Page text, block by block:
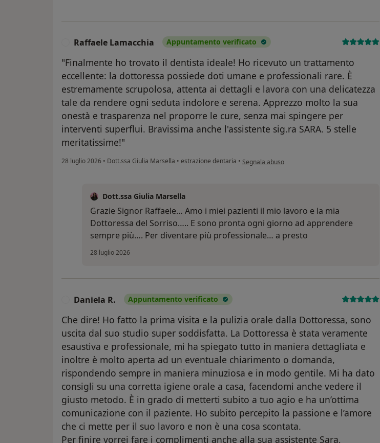
Raffaele Lamacchia Appuntamento verificato
"Finalmente ho trovato il dentista ideale! Ho ricevuto un trattamento
eccellente: la dottoressa possiede doti umane e professionali rare. È
estremamente scrupolosa, attenta ai dettagli e lavora con una delicatezza
tale da rendere ogni seduta indolore e serena. Apprezzo molto la sua
onestà e trasparenza nel proporre le cure, senza mai spingere per
interventi superflui. Bravissima anche l'assistente sig.ra SARA. 5 stelle
meritatissime!"
28 luglio 2026 • Dott.ssa Giulia Marsella • estrazione dentaria • secondo l'opinione dell'utente Raffaele Lamacchia
Segnala abuso
Dott.ssa Giulia Marsella
Grazie Signor Raffaele… Amo i miei pazienti il mio lavoro e la mia
Dottoressa del Sorriso….. E sono pronta ogni giorno ad apprendere
sempre più…. Per diventare più professionale… a presto
28 luglio 2026
Daniela R. Appuntamento verificato
Che dire! Ho fatto la prima visita e la pulizia orale dalla Dottoressa, sono
uscita dal suo studio super soddisfatta. La Dottoressa è stata veramente
esaustiva e professionale, mi ha spiegato tutto in maniera dettagliata e
inoltre è molto aperta ad un eventuale chiarimento o domanda,
rispondendo sempre in maniera minuziosa e in modo gentile. Mi ha dato
consigli su una corretta igiene orale a casa, facendomi anche vedere il
giusto metodo. È in grado di metterti subito a tuo agio e ha un’ottima
comunicazione con il paziente. Ho subito percepito la passione e l’amore
che ci mette per il suo lavoro e non è una cosa scontata.
Per finire vorrei fare i complimenti anche alla sua assistente Sara,